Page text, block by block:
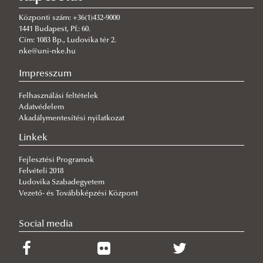
Kisokos
Hivatásos Kisokos
Civil Kisokos
RTK Kari Részönkormányzat
RTK Kari Részönkormányzat
Elérhetőség
VTK Kari Részönkormányzat
VTK Kari Részönkormányzat
Bizottságok
Hirdetmények
Központi szám: +36(1)432-9000
1441 Budapest, Pf.: 60.
Cím: 1083 Bp., Ludovika tér 2.
nke@uni-nke.hu
Impresszum
Felhasználási feltételek
Adatvédelem
Akadálymentesítési nyilatkozat
Linkek
Fejlesztési Programok
Felvételi 2018
Ludovika Szabadegyetem
Vezető- és Továbbképzési Központ
Social media